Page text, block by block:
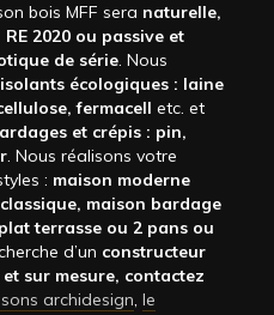
bois MFF sera naturelle,
2020 ou passive et
de série. Nous
isolants écologiques : laine
fermacell etc. et
et crépis : pin,
. Nous réalisons votre
: maison moderne
maison bardage
terrasse ou 2 pans ou
d’un constructeur
sur mesure, contactez
archidesign, le